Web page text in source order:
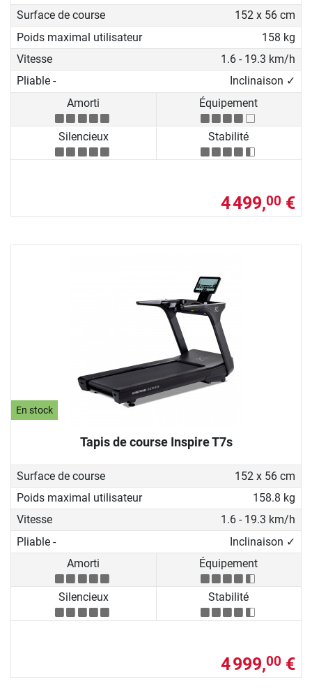
Surface de course
152 x 56 cm
Poids maximal utilisateur
158 kg
Vitesse
1.6 - 19.3 km/h
Pliable -
Inclinaison ✓
Amorti
Équipement
Silencieux Stabilité
4 499,00 €
En stock
Tapis de course Inspire T7s
Surface de course
152 x 56 cm
Poids maximal utilisateur
158.8 kg
Vitesse
1.6 - 19.3 km/h
Pliable -
Inclinaison ✓
Amorti
Équipement
Silencieux Stabilité
4 999,00 €